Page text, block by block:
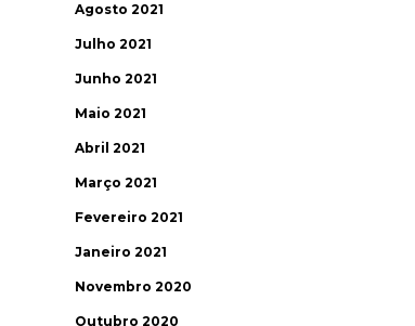
Agosto 2021
Julho 2021
Junho 2021
Maio 2021
Abril 2021
Março 2021
Fevereiro 2021
Janeiro 2021
Novembro 2020
Outubro 2020